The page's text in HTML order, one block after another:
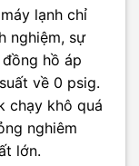
lạnh chỉ
nghiệm, sự
hồ áp
về 0 psig.
chạy khô quá
nghiêm
lớn.